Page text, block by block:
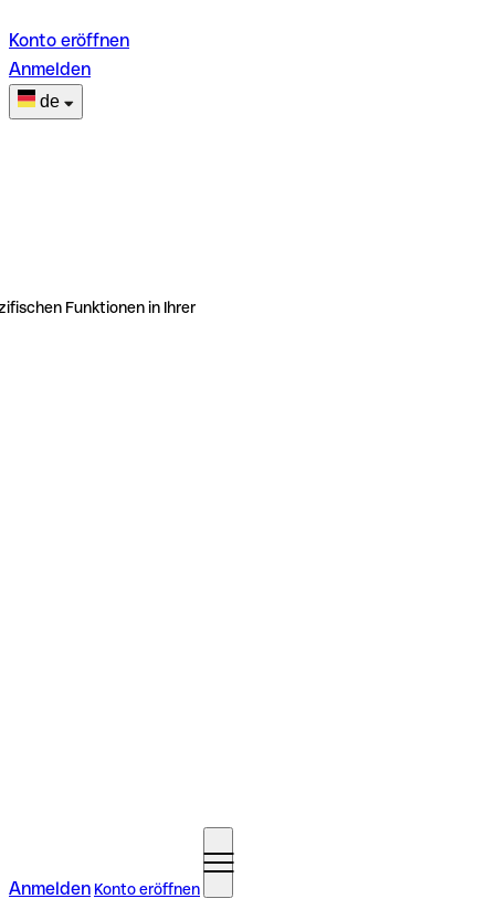
Konto eröffnen
Anmelden
de
Funktionen in Ihrer
Anmelden Konto eröffnen